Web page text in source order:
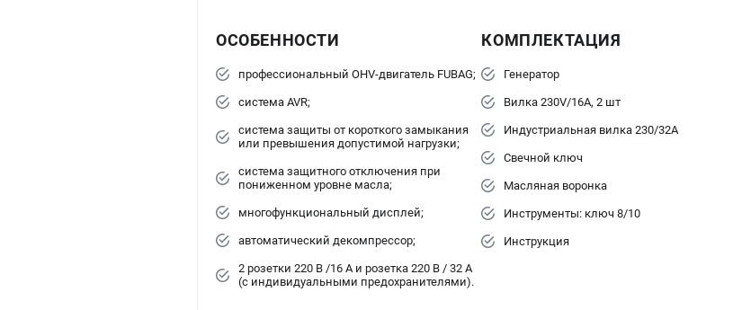
ОСОБЕННОСТИ
профессиональный OHV-двигатель FUBAG;
система AVR;
система защиты от короткого замыкания
или превышения допустимой нагрузки;
система защитного отключения при
пониженном уровне масла;
многофункциональный дисплей;
автоматический декомпрессор;
2 розетки 220 В /16 А и розетка 220 В / 32 А
(с индивидуальными предохранителями).
КОМПЛЕКТАЦИЯ
Генератор
Вилка 230V/16A, 2 шт
Индустриальная вилка 230/32А
Свечной ключ
Масляная воронка
Инструменты: ключ 8/10
Инструкция